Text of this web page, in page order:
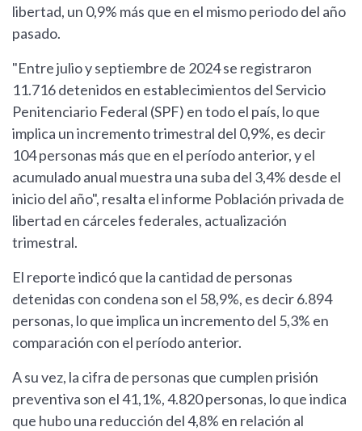
libertad, un 0,9% más que en el mismo periodo del año
pasado.
"Entre julio y septiembre de 2024 se registraron
11.716 detenidos en establecimientos del Servicio
Penitenciario Federal (SPF) en todo el país, lo que
implica un incremento trimestral del 0,9%, es decir
104 personas más que en el período anterior, y el
acumulado anual muestra una suba del 3,4% desde el
inicio del año", resalta el informe Población privada de
libertad en cárceles federales, actualización
trimestral.
El reporte indicó que la cantidad de personas
detenidas con condena son el 58,9%, es decir 6.894
personas, lo que implica un incremento del 5,3% en
comparación con el período anterior.
A su vez, la cifra de personas que cumplen prisión
preventiva son el 41,1%, 4.820 personas, lo que indica
que hubo una reducción del 4,8% en relación al